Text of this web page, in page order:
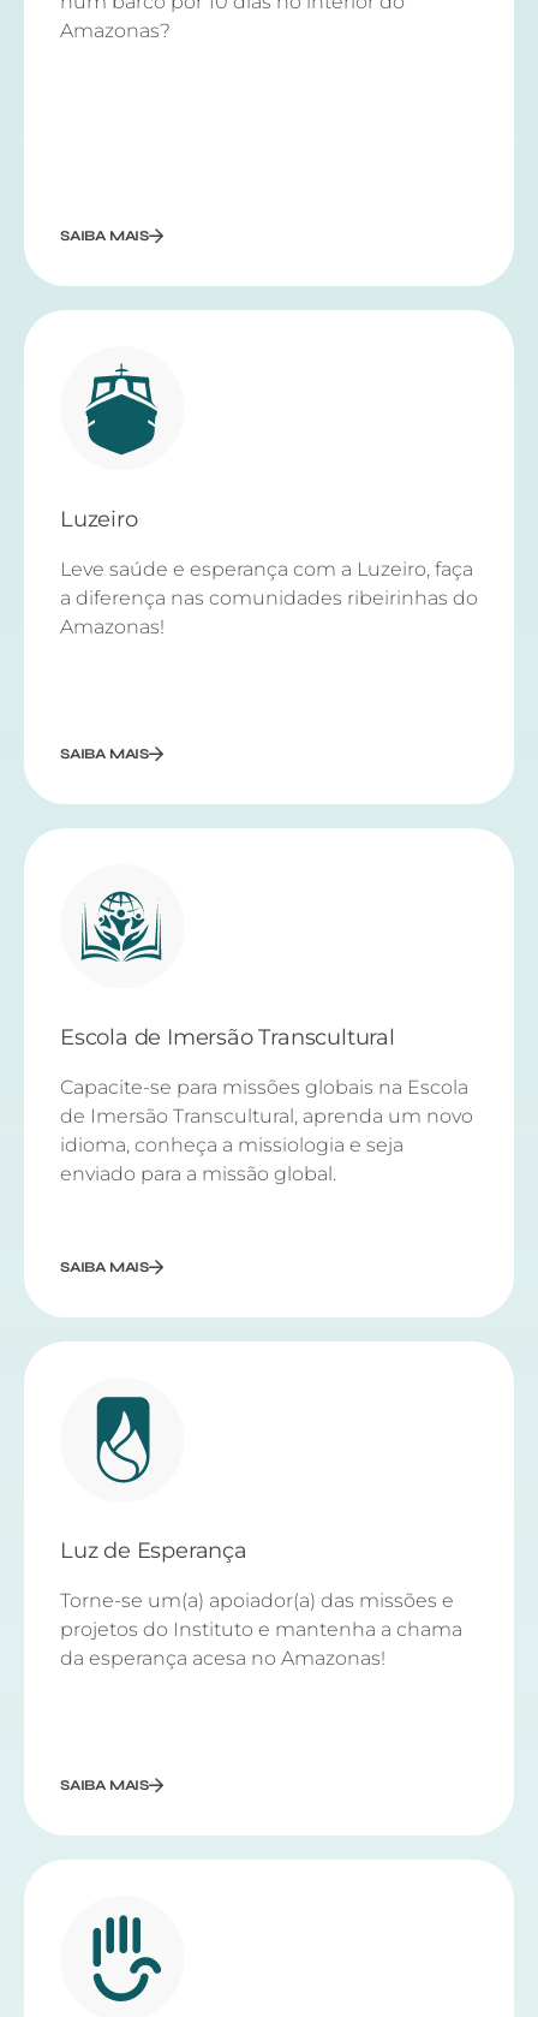
Amazonas?
SAIBA MAIS
Luzeiro
Leve saúde e esperança com a Luzeiro, faça
a diferença nas comunidades ribeirinhas do
Amazonas!
SAIBA MAIS
Escola de Imersão Transcultural
Capacite-se para missões globais na Escola
de Imersão Transcultural, aprenda um novo
idioma, conheça a missiologia e seja
enviado para a missão global.
SAIBA MAIS
Luz de Esperança
Torne-se um(a) apoiador(a) das missões e
projetos do Instituto e mantenha a chama
da esperança acesa no Amazonas!
SAIBA MAIS